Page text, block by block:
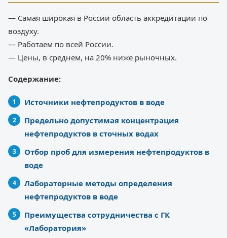
— Самая широкая в России область аккредитации по
воздуху.
— Работаем по всей России.
— Цены, в среднем, на 20% ниже рыночных.
Содержание:
Источники нефтепродуктов в воде
Предельно допустимая концентрация
нефтепродуктов в сточных водах
Отбор проб для измерения нефтепродуктов в
воде
Лабораторные методы определения
нефтепродуктов в воде
Преимущества сотрудничества с ГК
«Лаборатория»